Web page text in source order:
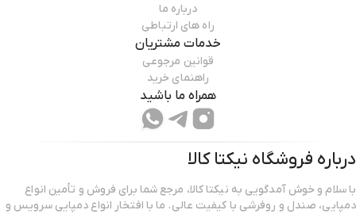
درباره ما
راه های ارتباطی
خدمات مشتریان
قوانین مرجوعی
راهنمای خرید
همراه ما باشید
درباره فروشگاه نیکتا کالا
با سلام و خوش آمدگویی به نیکتا کالا، مرجع شما برای فروش و تأمین انواع
دمپایی‌، صندل و روفرشی با کیفیت عالی. ما با افتخار انواع دمپایی‌ سرویس و